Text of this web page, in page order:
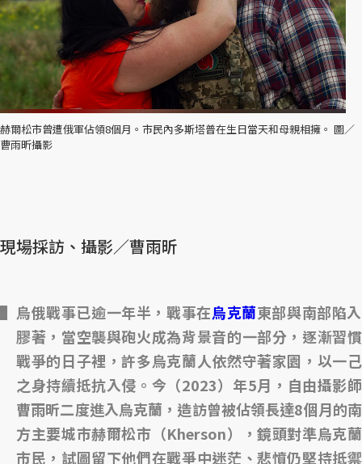
赫爾松市曾遭俄軍佔領8個月。市民內多斯塔普在生日當天和母親相擁。 圖／
曹雨昕攝影
現場採訪、攝影／曹雨昕
烏俄戰事已逾一年半，戰事在烏克蘭東部與南部陷入
膠著，當空襲與砲火成為背景音的一部分，逐漸習慣
戰爭的日子裡，許多烏克蘭人依然守著家園，以一己
之身持續抵抗入侵。今（2023）年5月，自由攝影師
曹雨昕二度進入烏克蘭，造訪曾被佔領長達8個月的南
方主要城市赫爾松市（Kherson），鏡頭對準烏克蘭
市民，試圖留下他們在戰爭中迷茫、悲憤仍堅持抵禦